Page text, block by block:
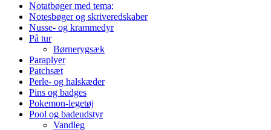
Notatbøger med tema;
Notesbøger og skriveredskaber
Nusse- og krammedyr
På tur
Børnerygsæk
Paraplyer
Patchsæt
Perle- og halskæder
Pins og badges
Pokemon-legetøj
Pool og badeudstyr
Vandleg